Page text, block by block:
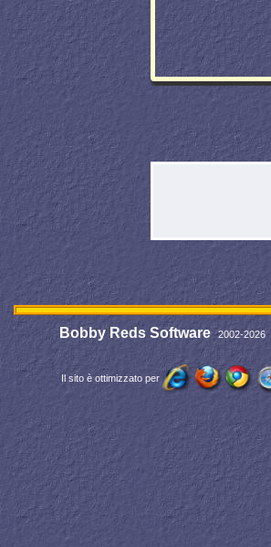
Bobby Reds Software2002-2026
Il sito è ottimizzato per